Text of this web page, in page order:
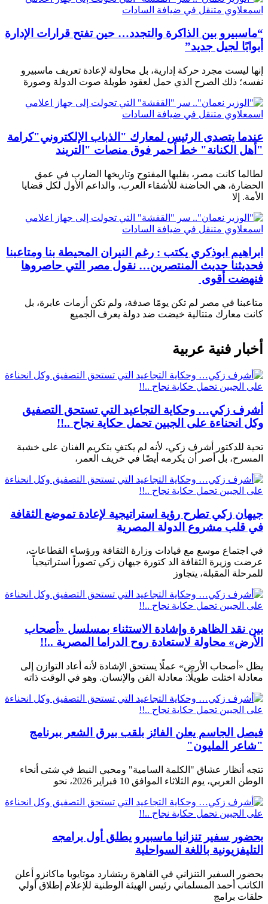
“ماسبيرو بين الذاكرة والتجدد… حين تفتح قرارات الإدارة
أبوابًا لجيل جديد”
إنها ليست مجرد حركة إدارية، بل محاولة لإعادة تعريف ماسبيرو
نفسه؛ ذلك الصرح الذي حمل لعقود طويلة صوت الدولة وصورة
عندما يتصدى الرئيس لمعارك "الذباب الإلكتروني"كرامة
"أهل الكنانة" خط أحمر فوق منصات "التريند
لطالما كانت مصر، بقلبها المفتوح وتاريخها الضارب في عمق
الحضارة، هي الحاضنة للأشقاء العرب، والداعم الأول لكل قضايا
الأمة. إلا
ابراهيم ابوذكري يكتب : رغم النيران المحيطة بنا ومتاعبنا
فحديثنا حديث المنتصرين… نقول مصر التي حاصروها
فنهضت أقوى
متاعبنا في مصر لم تكن يومًا صدفة، ولم تكن أزمات عابرة، بل
كانت معارك متتالية خيضت ضد دولة يعرف الجميع
أخبار فنية عربية
أشرف زكي… وحكاية التجاعيد التي تستحق التصفيق
وكل انحناءة على الجبين تحمل حكاية نجاح ..!!
تحية للدكتور أشرف زكي، لأنه لم يكتفِ بتكريم الفنان على خشبة
المسرح، بل أصر أن يكرمه أيضًا في خريف العمر،
جيهان زكي تطرح رؤية استراتيجية لإعادة تموضع الثقافة
في قلب مشروع الدولة المصرية
في اجتماع موسع مع قيادات وزارة الثقافة ورؤساء القطاعات،
عرضت وزيرة الثقافة الد كتورة جيهان زكي تصوراً استراتيجياً
للمرحلة المقبلة، يتجاوز
بين نقد الظاهرة وإشادة الاستثناء بمسلسل «أصحاب
الأرض» محاولة لاستعادة روح الدراما المصرية ..!!
يظل «أصحاب الأرض» عملًا يستحق الإشادة لأنه أعاد التوازن إلى
معادلة اختلت طويلًا: معادلة الفن والإنسان. وهو في الوقت ذاته
فيصل الجاسم يعلن الفائز بلقب بيرق الشعر ببرنامج
"شاعر المليون"
تتجه أنظار عشاق "الكلمة السامية" ومحبي النبط في شتى أنحاء
الوطن العربي، يوم الثلاثاء الموافق 10 فبراير 2026، نحو
بحضور سفير تنزانيا ماسبيرو يطلق أول برامجه
التليفزيونية باللغة السواحلية
بحضور السفير التنزاني في القاهرة ريتشارد موتايوبا ماكانزو أعلن
الكاتب أحمد المسلماني رئيس الهيئة الوطنية للإعلام إطلاق أولي
حلقات برامج